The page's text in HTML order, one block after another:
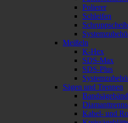
Polierer
Schleifen
Meißeln
K-Hex
SDS-Max
SDS-Plus
Sägen und Trennen
Kabel- und